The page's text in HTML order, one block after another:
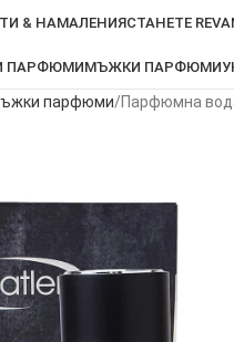
& НАМАЛЕНИЯСТАНЕТЕ
ПАРФЮМИМЪЖКИ ПАРФЮМИ
парфюми Парфюмна